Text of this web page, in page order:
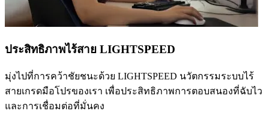
ประสิทธิภาพไร้สาย LIGHTSPEED
มุ่งไปที่การคว้าชัยชนะด้วย LIGHTSPEED นวัตกรรมระบบไร้
สายเกรดมือโปรของเรา เพื่อประสิทธิภาพการตอบสนองที่ฉับไว
และการเชื่อมต่อที่มั่นคง